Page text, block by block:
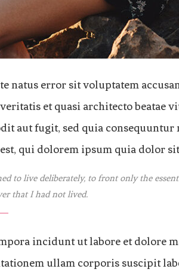
natus error sit voluptatem
et quasi architecto beatae
aut fugit, sed quia
qui dolorem ipsum quia dolor
to live deliberately, to front only the
that I had not lived.
incidunt ut labore et dolore
ullam corporis suscipit